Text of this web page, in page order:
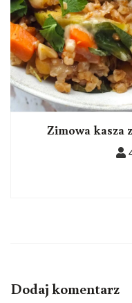
Zimowa kasza
Dodaj komentarz